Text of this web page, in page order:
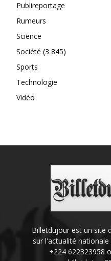
Publireportage
Rumeurs
Science
Société (3 845)
Sports
Technologie
Vidéo
Billetdujour est un site
sur l'actualité
+224 622323958